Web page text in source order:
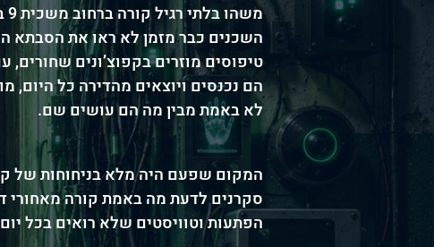
משהו בלתי רגיל קורה ברחוב משכית 9 בהרצליה.
הם נכנסים ויוצאים מהדירה כל היום,
לא באמת מבין מה הם עושים שם.
המקום שפעם היה מלא בניחוחות של
הפתעות וטוויסטים שלא רואים בכל